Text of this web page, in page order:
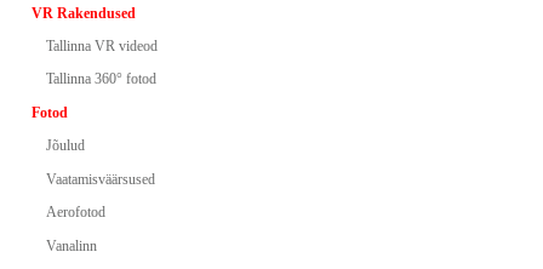
VR Rakendused
Tallinna VR videod
Tallinna 360° fotod
Fotod
Jõulud
Vaatamisväärsused
Aerofotod
Vanalinn